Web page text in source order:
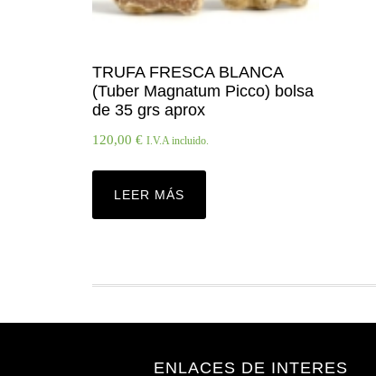
TRUFA FRESCA BLANCA
(Tuber Magnatum Picco) bolsa
de 35 grs aprox
120,00 € I.V.A incluido.
LEER MÁS
ENLACES DE INTERES